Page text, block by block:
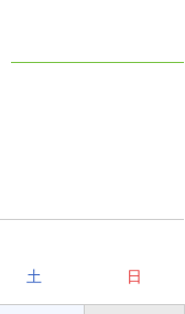
土 日